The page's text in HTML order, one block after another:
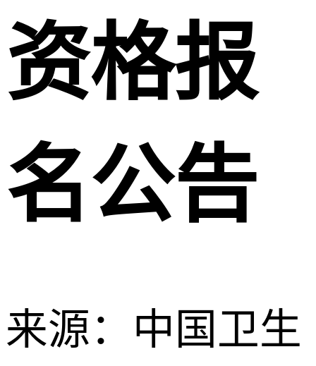
资格报
名公告
来源：中国卫生